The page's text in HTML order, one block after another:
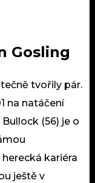
Gosling
tvořily pár.
na natáčení
(56) je o
kariéra
ještě v